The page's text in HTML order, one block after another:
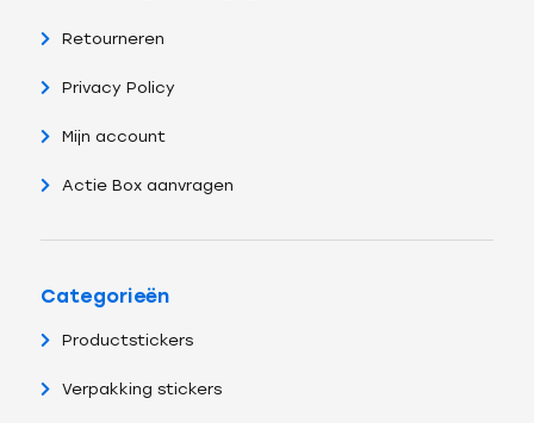
Retourneren
Privacy Policy
Mijn account
Actie Box aanvragen
Categorieën
Productstickers
Verpakking stickers